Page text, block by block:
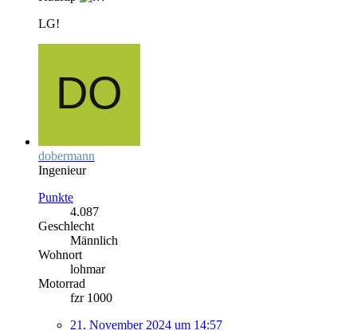
LG!
dobermann
Ingenieur
Punkte
4.087
Geschlecht
Männlich
Wohnort
lohmar
Motorrad
fzr 1000
21. November 2024 um 14:57